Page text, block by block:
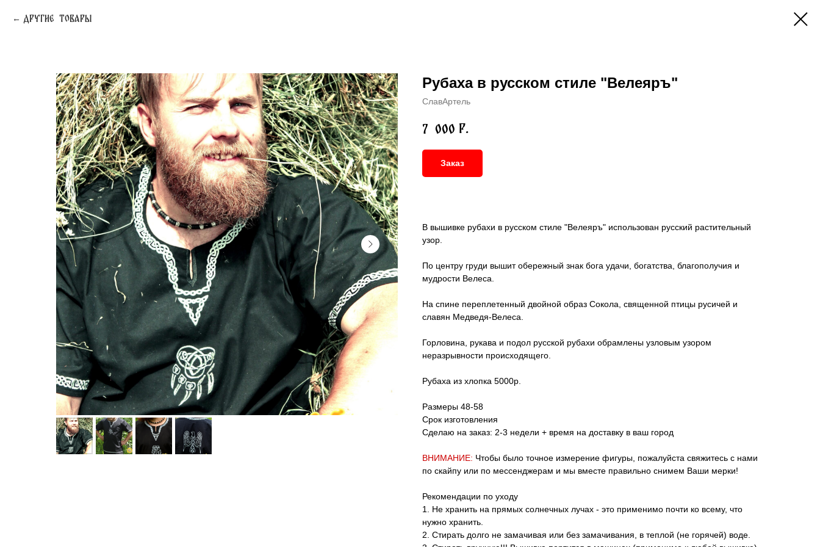
Другие товары
Рубаха в русском стиле "Велеяръ"
СлавАртель
7 000 р.
Заказ
В вышивке рубахи в русском стиле "Велеяръ" использован русский растительный
узор.
По центру груди вышит обережный знак бога удачи, богатства, благополучия и
мудрости Велеса.
На спине переплетенный двойной образ Сокола, священной птицы русичей и
славян Медведя-Велеса.
Горловина, рукава и подол русской рубахи обрамлены узловым узором
неразрывности происходящего.
Рубаха из хлопка 5000р.
Размеры 48-58
Срок изготовления
Сделаю на заказ: 2-3 недели + время на доставку в ваш город
ВНИМАНИЕ: Чтобы было точное измерение фигуры, пожалуйста свяжитесь с нами
по скайпу или по мессенджерам и мы вместе правильно снимем Ваши мерки!
Рекомендации по уходу
1. Не хранить на прямых солнечных лучах - это применимо почти ко всему, что
нужно хранить.
2. Стирать долго не замачивая или без замачивания, в теплой (не горячей) воде.